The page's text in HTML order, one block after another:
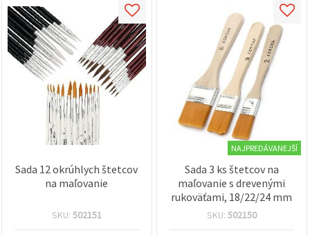
Sada 12 okrúhlych štetcov
na maľovanie
SKU: 502151
NAJPREDÁVANEJŠÍ
Sada 3 ks štetcov na
maľovanie s drevenými
rukoväťami, 18/22/24 mm
SKU: 502150